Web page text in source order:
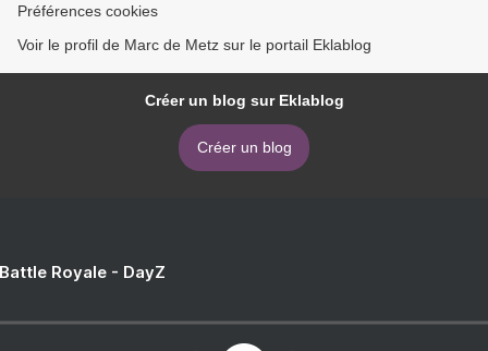
Préférences cookies
Voir le profil de Marc de Metz sur le portail Eklablog
Créer un blog sur Eklablog
Créer un blog
Royale - DayZ